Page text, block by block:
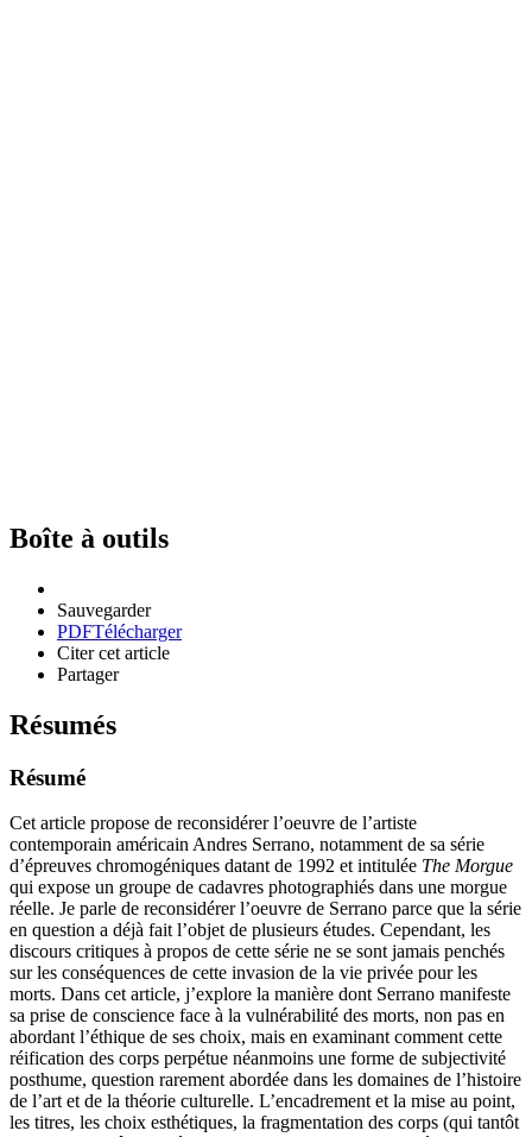
Boîte à outils
Sauvegarder
PDFTélécharger
Citer cet article
Partager
Résumés
Résumé
Cet article propose de reconsidérer l’oeuvre de l’artiste
contemporain américain Andres Serrano, notamment de sa série
d’épreuves chromogéniques datant de 1992 et intitulée The Morgue
qui expose un groupe de cadavres photographiés dans une morgue
réelle. Je parle de reconsidérer l’oeuvre de Serrano parce que la série
en question a déjà fait l’objet de plusieurs études. Cependant, les
discours critiques à propos de cette série ne se sont jamais penchés
sur les conséquences de cette invasion de la vie privée pour les
morts. Dans cet article, j’explore la manière dont Serrano manifeste
sa prise de conscience face à la vulnérabilité des morts, non pas en
abordant l’éthique de ses choix, mais en examinant comment cette
réification des corps perpétue néanmoins une forme de subjectivité
posthume, question rarement abordée dans les domaines de l’histoire
de l’art et de la théorie culturelle. L’encadrement et la mise au point,
les titres, les choix esthétiques, la fragmentation des corps (qui tantôt